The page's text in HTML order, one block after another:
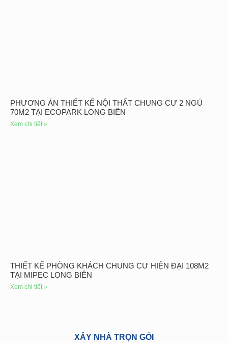
PHƯƠNG ÁN THIẾT KẾ NỘI THẤT CHUNG CƯ 2 NGỦ
70M2 TẠI ECOPARK LONG BIÊN
Xem chi tiết »
THIẾT KẾ PHÒNG KHÁCH CHUNG CƯ HIỆN ĐẠI 108M2
TẠI MIPEC LONG BIÊN
Xem chi tiết »
XÂY NHÀ TRỌN GÓI